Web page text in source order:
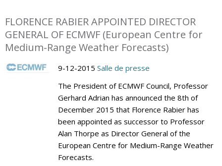
FLORENCE RABIER APPOINTED DIRECTOR
GENERAL OF ECMWF (European Centre for
Medium-Range Weather Forecasts)
9-12-2015 Salle de presse
The President of ECMWF Council, Professor
Gerhard Adrian has announced the 8th of
December 2015 that Florence Rabier has
been appointed as successor to Professor
Alan Thorpe as Director General of the
European Centre for Medium-Range Weather
Forecasts.